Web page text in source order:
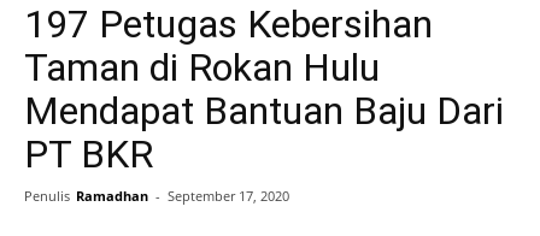
197 Petugas Kebersihan
Taman di Rokan Hulu
Mendapat Bantuan Baju Dari
PT BKR
Penulis Ramadhan - September 17, 2020